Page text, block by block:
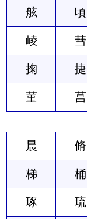
舷 頃
崚 彗
掬 捷
菫 菖
晨 脩
梯 桶
琢 琉